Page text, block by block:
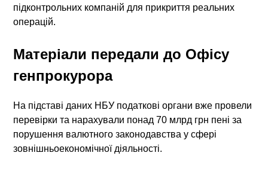
підконтрольних компаній для прикриття реальних
операцій.
Матеріали передали до Офісу
генпрокурора
На підставі даних НБУ податкові органи вже провели
перевірки та нарахували понад 70 млрд грн пені за
порушення валютного законодавства у сфері
зовнішньоекономічної діяльності.